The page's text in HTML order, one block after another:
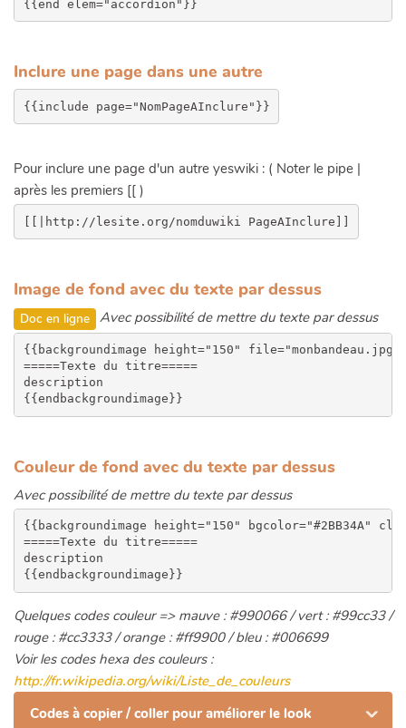
Inclure une page dans une autre
Pour inclure une page d'un autre yeswiki : ( Noter le pipe |
après les premiers [[ )
Image de fond avec du texte par dessus
Doc en ligne Avec possibilité de mettre du texte par dessus
{{backgroundimage height="150"
=====Texte du titre=====
description
Couleur de fond avec du texte par dessus
Avec possibilité de mettre du texte par dessus
{{backgroundimage height="150"
=====Texte du titre=====
description
Quelques codes couleur => mauve : #990066 / vert : #99cc33 /
rouge : #cc3333 / orange : #ff9900 / bleu : #006699
Voir les codes hexa des couleurs :
http://fr.wikipedia.org/wiki/Liste_de_couleurs
Codes à copier / coller pour améliorer le look